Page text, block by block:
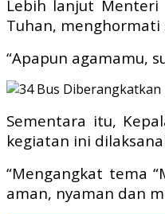
Lebih lanjut
Tuhan, menghormati
“Apapun agamamu,
Sementara itu,
kegiatan ini
“Mengangkat tema
aman, nyaman dan